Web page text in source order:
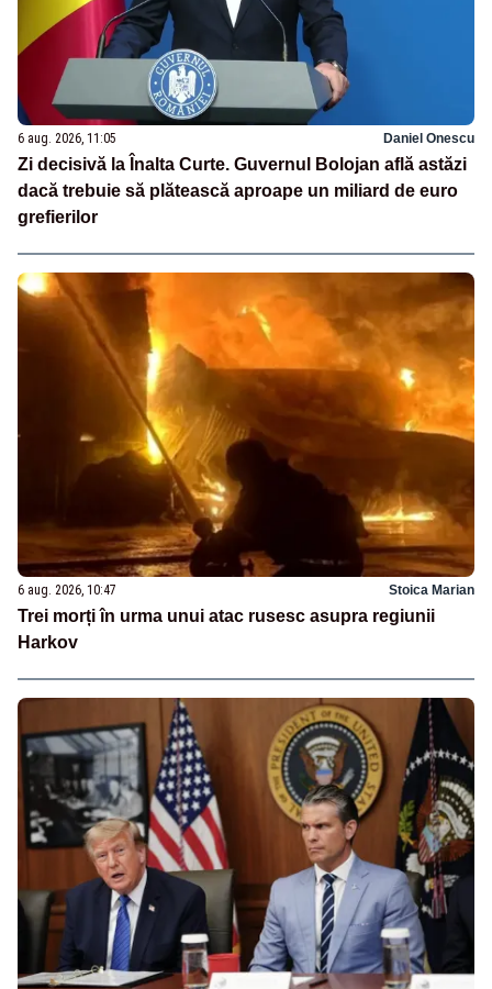
6 aug. 2026, 11:05 Daniel Onescu
Zi decisivă la Înalta Curte. Guvernul Bolojan află astăzi
dacă trebuie să plătească aproape un miliard de euro
grefierilor
6 aug. 2026, 10:47 Stoica Marian
Trei morți în urma unui atac rusesc asupra regiunii
Harkov